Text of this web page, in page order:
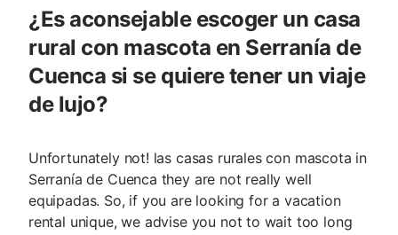
¿Es aconsejable escoger un casa
rural con mascota en Serranía de
Cuenca si se quiere tener un viaje
de lujo?
Unfortunately not! las casas rurales con mascota in
Serranía de Cuenca they are not really well
equipadas. So, if you are looking for a vacation
rental unique, we advise you not to wait too long